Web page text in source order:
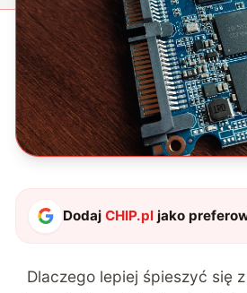
DodajCHIP.pl jako
Dlaczego lepiej śpieszyć się